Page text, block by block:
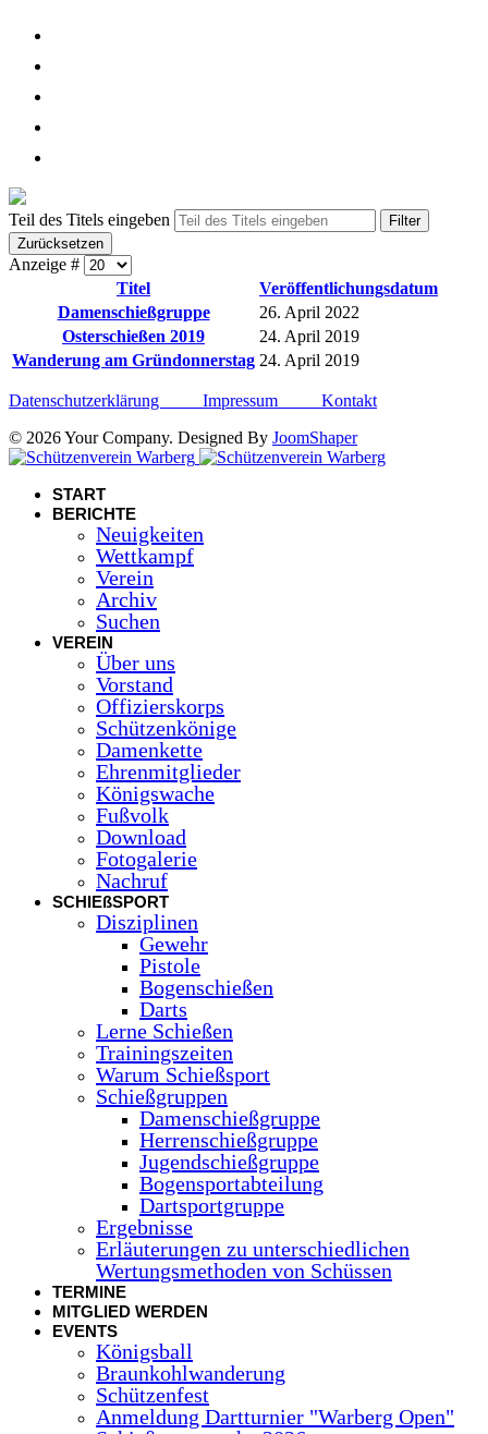
Teil des Titels eingeben
Filter
Zurücksetzen
Anzeige #
Titel
Veröffentlichungsdatum
Damenschießgruppe
26. April 2022
Osterschießen 2019
24. April 2019
Wanderung am Gründonnerstag 24. April 2019
Datenschutzerklärung Impressum Kontakt
© 2026 Your Company. Designed By JoomShaper
START
BERICHTE
Neuigkeiten
Wettkampf
Verein
Archiv
Suchen
VEREIN
Über uns
Vorstand
Offizierskorps
Schützenkönige
Damenkette
Ehrenmitglieder
Königswache
Fußvolk
Download
Fotogalerie
Nachruf
SCHIEßSPORT
Disziplinen
Gewehr
Pistole
Bogenschießen
Darts
Lerne Schießen
Trainingszeiten
Warum Schießsport
Schießgruppen
Damenschießgruppe
Herrenschießgruppe
Jugendschießgruppe
Bogensportabteilung
Dartsportgruppe
Ergebnisse
Erläuterungen zu unterschiedlichen
Wertungsmethoden von Schüssen
TERMINE
MITGLIED WERDEN
EVENTS
Königsball
Braunkohlwanderung
Schützenfest
Anmeldung Dartturnier "Warberg Open"